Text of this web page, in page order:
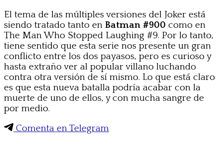
El tema de las múltiples versiones del Joker está
siendo tratado tanto en Batman #900 como en
The Man Who Stopped Laughing #9. Por lo tanto,
tiene sentido que esta serie nos presente un gran
conflicto entre los dos payasos, pero es curioso y
hasta extraño ver al popular villano luchando
contra otra versión de sí mismo. Lo que está claro
es que esta nueva batalla podría acabar con la
muerte de uno de ellos, y con mucha sangre de
por medio.
Comenta en Telegram